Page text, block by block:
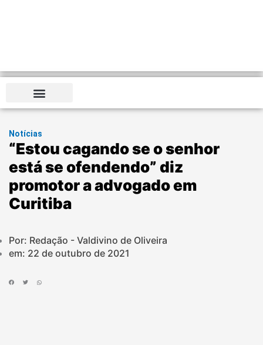
Notícias
“Estou cagando se o senhor
está se ofendendo” diz
promotor a advogado em
Curitiba
Por: Redação - Valdivino de Oliveira
em: 22 de outubro de 2021